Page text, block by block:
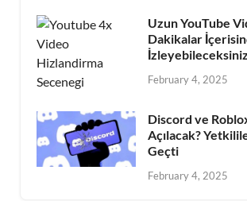
Uzun YouTube
Dakikalar
İzleyebileceksiniz
February 4, 2025
Discord ve
Açılacak?
Geçti
February 4, 2025